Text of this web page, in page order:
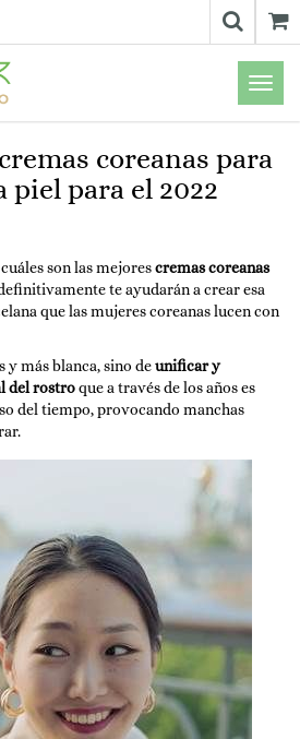
Menú
de
coreanas para
piel para el 2022
son las mejorescremas coreanas
te ayudarán a crear esa
que las mujeres coreanas lucen con
y más blanca, sino deunificar y
del rostroque a través de los años es
del tiempo, provocando manchas